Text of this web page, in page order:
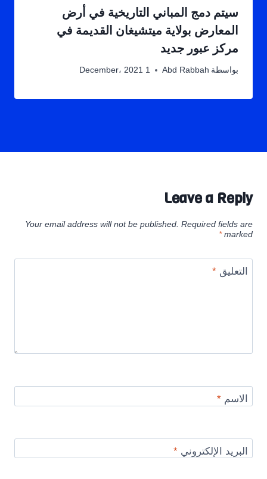
سيتم دمج المباني التاريخية في أرض
المعارض بولاية ميتشيغان القديمة في
مركز عبور جديد
بواسطة Abd Rabbah 1 December، 2021
Leave a Reply
Your email address will not be published. Required fields are
marked
*
التعليق*
الاسم*
البريد الإلكتروني*